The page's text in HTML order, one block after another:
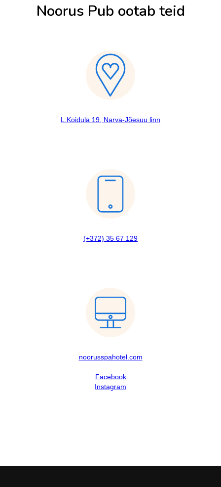
Noorus Pub ootab teid
L.Koidula 19, Narva-Jõesuu linn
(+372) 35 67 129
noorusspahotel.com
Facebook
Instagram